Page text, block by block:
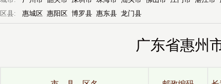
区县:
惠城区 惠阳区 博罗县 惠东县 龙门县
广东省惠州